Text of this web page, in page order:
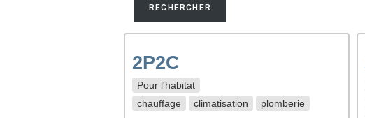
2P2C
Pour l'habitat
chauffage
climatisation plomberie